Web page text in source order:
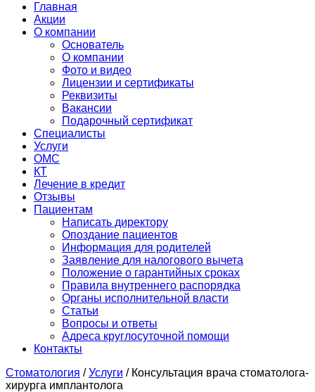
Главная
Акции
О компании
Основатель
О компании
Фото и видео
Лицензии и сертификаты
Реквизиты
Вакансии
Подарочный сертификат
Специалисты
Услуги
ОМС
КТ
Лечение в кредит
Отзывы
Пациентам
Написать директору
Опоздание пациентов
Информация для родителей
Заявление для налогового вычета
Положение о гарантийных сроках
Правила внутреннего распорядка
Органы исполнительной власти
Статьи
Вопросы и ответы
Адреса круглосуточной помощи
Контакты
Стоматология / Услуги / Консультация врача стоматолога-
хирурга имплантолога